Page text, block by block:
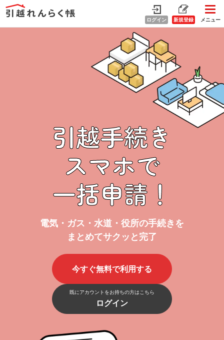
ログイン 新規登録 メニュー
引越手続き
スマホで
一括申請！
電気・ガス・水道・役所の手続きを
まとめてサクッと完了
今すぐ無料で利用する
既にアカウントをお持ちの方はこちら
ログイン